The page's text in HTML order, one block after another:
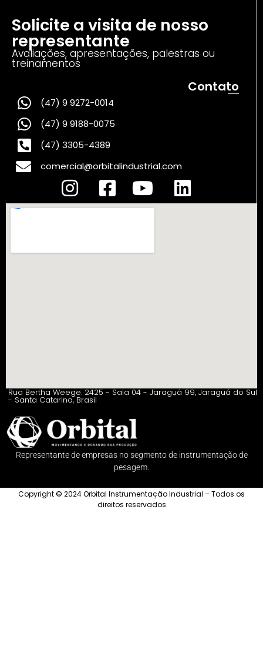
Solicite a visita de nosso
representante
Avaliações, apresentações, palestras ou
treinamentos
Contato
(47) 9 9272-0014
(47) 9 9188-0075
(47) 3305-4389
comercial@orbitalindustrial.com
Rua Bertha Weege. 2425 - Sala 04 - Jaraguá 99, Jaraguá do Sul
- Santa Catarina, Brasil
Representante de empresas no segmento de instrumentação de
pesagem.
Copyright © 2024 Orbital Instrumentação Industrial – Todos os
direitos reservados